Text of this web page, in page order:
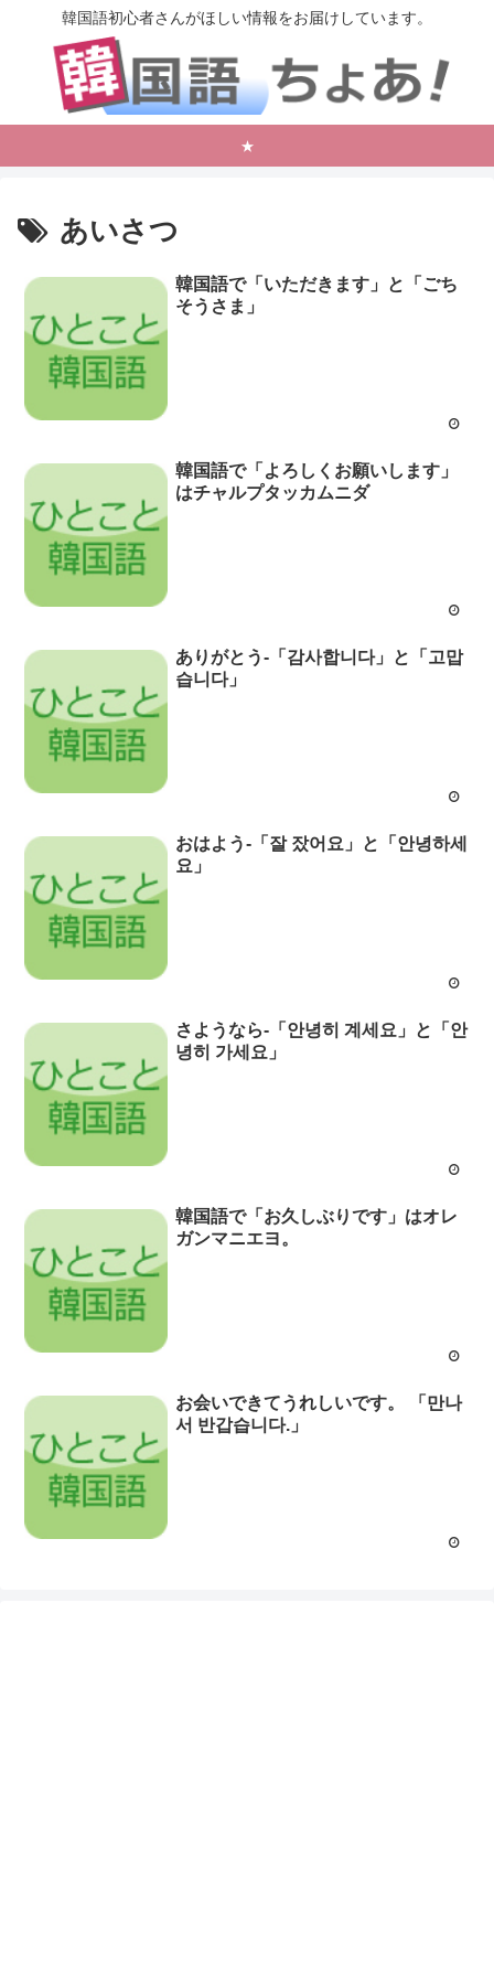
韓国語初心者さんがほしい情報をお届けしています。
★
あいさつ
韓国語で「いただきます」と「ごち
そうさま」
韓国語で「よろしくお願いします」
はチャルプタッカムニダ
ありがとう-「감사합니다」と「고맙
습니다」
おはよう-「잘 잤어요」と「안녕하세
요」
さようなら-「안녕히 계세요」と「안
녕히 가세요」
韓国語で「お久しぶりです」はオレ
ガンマニエヨ。
お会いできてうれしいです。 「만나
서 반갑습니다.」